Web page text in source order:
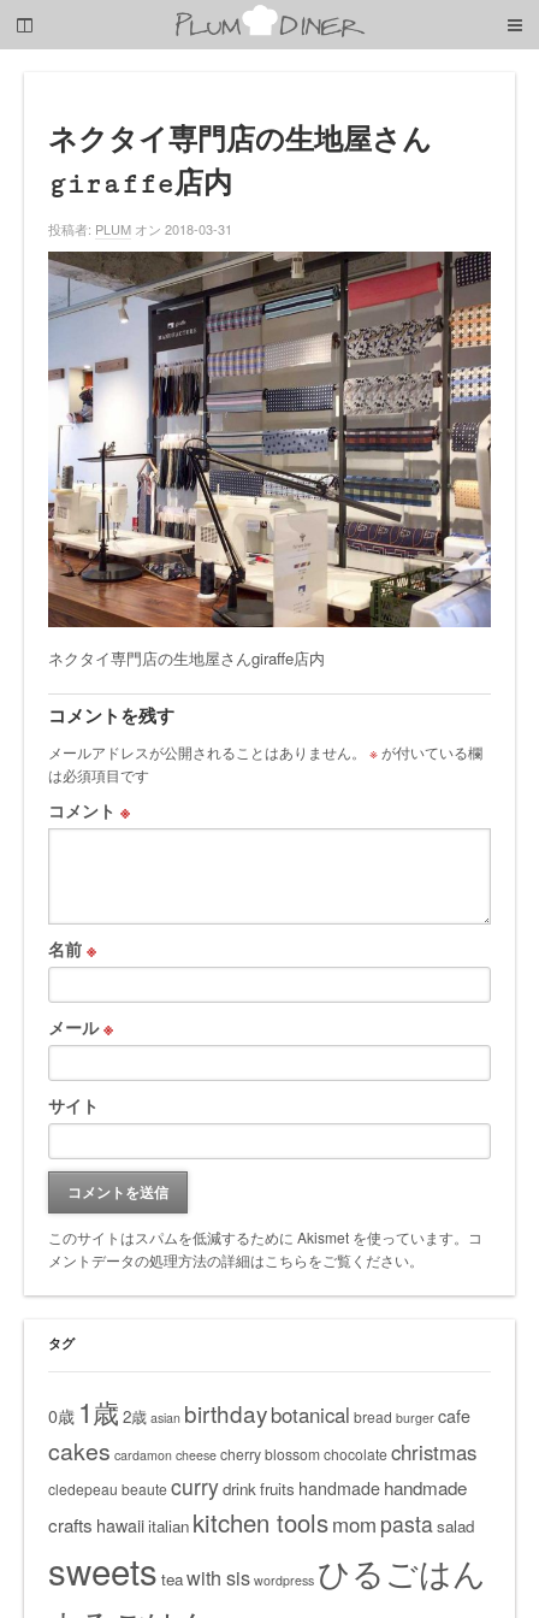
子
ネクタイ専門店の生地屋さん
giraffe店内
投稿者: PLUM オン 2018-03-31
ネクタイ専門店の生地屋さんgiraffe店内
コメントを残す
メールアドレスが公開されることはありません。 ※が付いている欄
は必須項目です
コメント ※
名前 ※
メール※
サイト
このサイトはスパムを低減するために Akismet を使っています。
コ
メントデータの処理方法の詳細はこちらをご覧ください。
タグ
0歳 1歳 2歳 asian birthdaybotanical bread burger cafe
cakes cardamon cheese cherry blossomchocolatechristmas
cledepeau beautecurrydrink fruits handmade handmade
crafts hawaiiitalian kitchen toolsmom pastasalad
sweets teawith sis wordpress ひるごはん